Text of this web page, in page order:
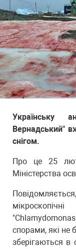
Українську
Вернадський"
снігом.
Про це 25
Міністерства
спорами, які не
зберігаються в